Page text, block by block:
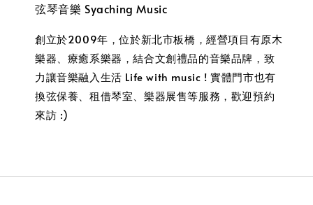
弦琴音樂 Syaching Music
創立於2009年，位於新北市板橋，經營項目有原木
樂器、療癒系樂器，結合文創禮品的音樂品牌，致
力讓音樂融入生活 Life with music ! 實體門市也有
換弦保養、租借琴室、樂器展售等服務，歡迎預約
來訪 :)